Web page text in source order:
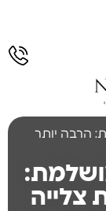
הרבה יותר
צלייה